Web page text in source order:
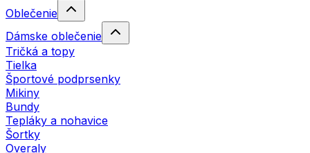
Oblečenie
Dámske oblečenie
Tričká a topy
Tielka
Športové podprsenky
Mikiny
Bundy
Tepláky a nohavice
Šortky
Overaly